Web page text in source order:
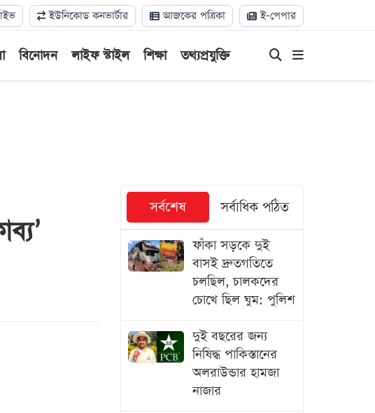
ইউনিকোড কনভার্টার আজকের পত্রিকা ই-পেপার
বিনোদন লাইফ স্টাইল শিক্ষা তথ্যপ্রযুক্তি
সর্বশেষ সর্বাধিক পঠিত
ফাঁকা সড়কে দুই
বাসই দ্রুতগতিতে
চলছিল, চালকদের
চোখে ছিল ঘুম: পুলিশ
দুই বছরের জন্য
নিষিদ্ধ পাকিস্তানের
অলরাউন্ডার হামজা
নাজার